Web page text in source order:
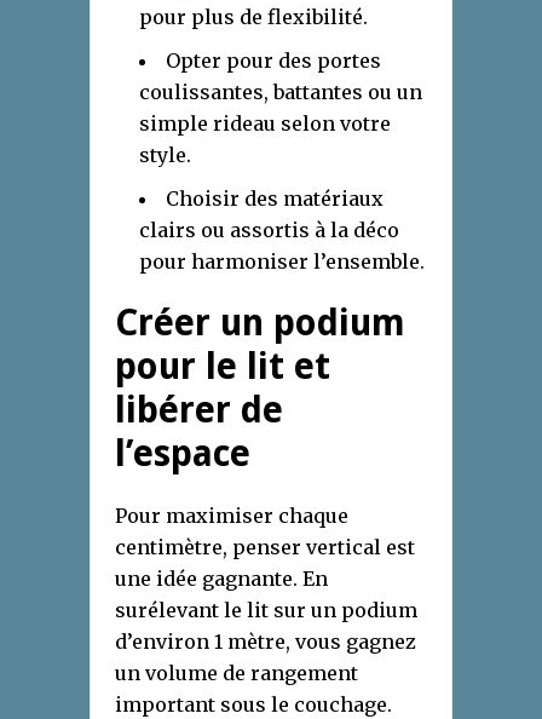
pour plus de flexibilité.
Opter pour des portes
coulissantes, battantes ou un
simple rideau selon votre
style.
Choisir des matériaux
clairs ou assortis à la déco
pour harmoniser l’ensemble.
Créer un podium
pour le lit et
libérer de
l’espace
Pour maximiser chaque
centimètre, penser vertical est
une idée gagnante. En
surélevant le lit sur un podium
d’environ 1 mètre, vous gagnez
un volume de rangement
important sous le couchage.